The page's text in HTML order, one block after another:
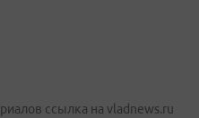
ссылка на vladnews.ru